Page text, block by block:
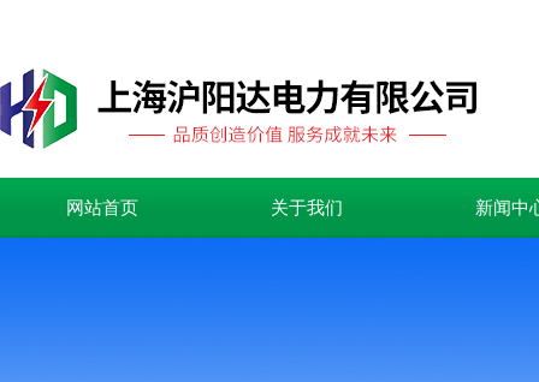
网站首页 关于我们 新闻中